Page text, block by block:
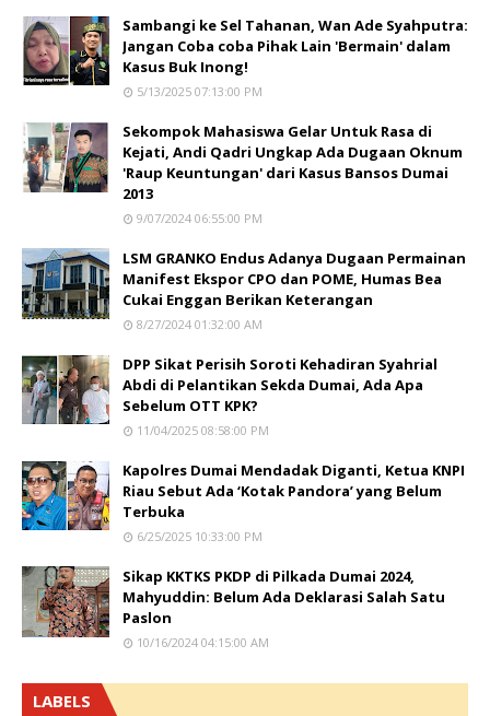
Sambangi ke Sel Tahanan, Wan Ade Syahputra:
Jangan Coba coba Pihak Lain 'Bermain' dalam
Kasus Buk Inong!
5/13/2025 07:13:00 PM
Sekompok Mahasiswa Gelar Untuk Rasa di
Kejati, Andi Qadri Ungkap Ada Dugaan Oknum
'Raup Keuntungan' dari Kasus Bansos Dumai
2013
9/07/2024 06:55:00 PM
LSM GRANKO Endus Adanya Dugaan Permainan
Manifest Ekspor CPO dan POME, Humas Bea
Cukai Enggan Berikan Keterangan
8/27/2024 01:32:00 AM
DPP Sikat Perisih Soroti Kehadiran Syahrial
Abdi di Pelantikan Sekda Dumai, Ada Apa
Sebelum OTT KPK?
11/04/2025 08:58:00 PM
Kapolres Dumai Mendadak Diganti, Ketua KNPI
Riau Sebut Ada ‘Kotak Pandora’ yang Belum
Terbuka
6/25/2025 10:33:00 PM
Sikap KKTKS PKDP di Pilkada Dumai 2024,
Mahyuddin: Belum Ada Deklarasi Salah Satu
Paslon
10/16/2024 04:15:00 AM
LABELS